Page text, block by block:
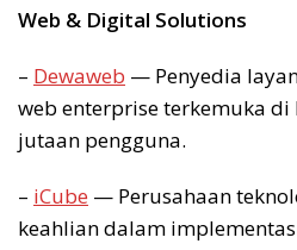
Web & Digital Solutions
– Dewaweb — Penyedia
web enterprise terkemuka di
jutaan pengguna.
– iCube — Perusahaan
keahlian dalam